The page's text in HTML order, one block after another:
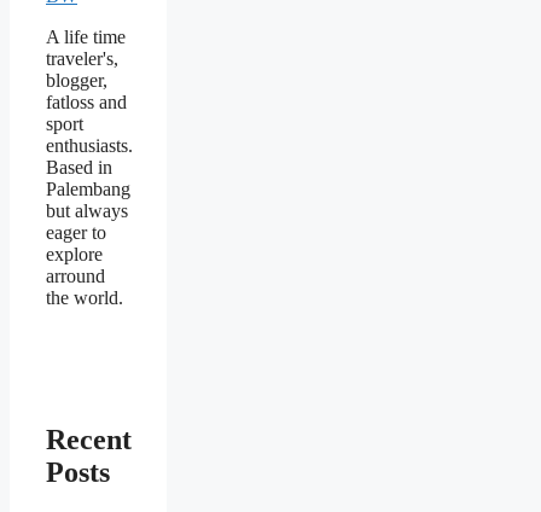
A life time
traveler's,
blogger,
fatloss and
sport
enthusiasts.
Based in
Palembang
but always
eager to
explore
arround
the world.
Recent
Posts